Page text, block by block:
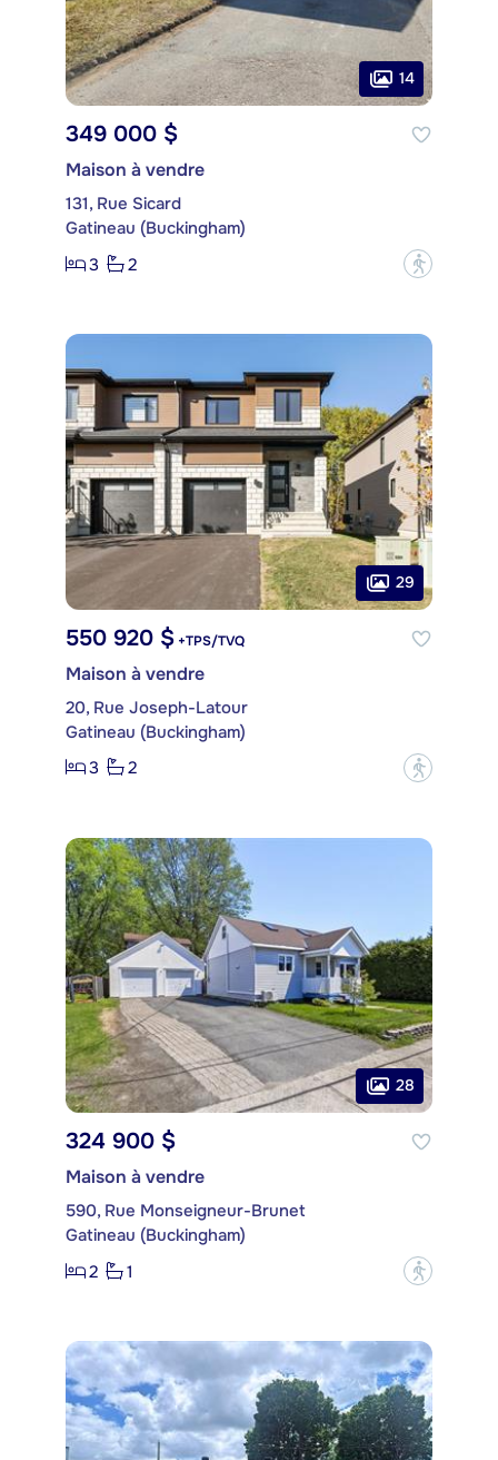
14
349 000 $
Maison à vendre
131, Rue Sicard
Gatineau (Buckingham)
3
2 ?
29
550 920 $ +TPS/TVQ
Maison à vendre
20, Rue Joseph-Latour
Gatineau (Buckingham)
3
2 ?
28
324 900 $
Maison à vendre
590, Rue Monseigneur-Brunet
Gatineau (Buckingham)
2
1 ?